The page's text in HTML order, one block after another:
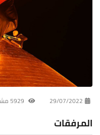
29/07/2022
المرفقات